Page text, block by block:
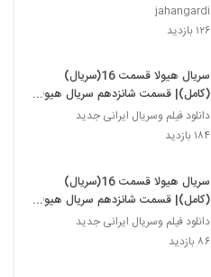
دانلود سریال هیولا قسمت شانزدهم
16 (حجم کم)
jahangardi
۱۲۶ بازدید
سریال هیولا قسمت 16(سریال)
(کامل)| قسمت شانزدهم سریال هیولا
قسمت 1 تا 16 (نماشا)
دانلود فیلم وسریال ایرانی جدید
۱۸۴ بازدید
سریال هیولا قسمت 16(سریال)
(کامل)| قسمت شانزدهم سریال هیولا
-1تا 16
دانلود فیلم وسریال ایرانی جدید
۸۶ بازدید